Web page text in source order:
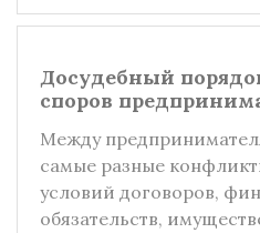
Досудебный
споров
Между
самые разные
условий договоров,
обязательств,